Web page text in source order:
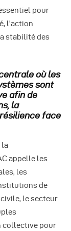
pour
l’action
stabilité des
où les
sont
afin de
la
face
la
appelle les
les
de
le secteur
collective pour